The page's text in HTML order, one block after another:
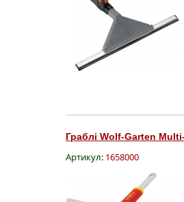
Граблі Wolf-Garten
Артикул: 1658000